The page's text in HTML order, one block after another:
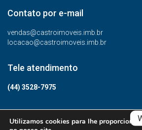
Contato por e-mail
vendas@castroimoveis.imb.br
locacao@castroimoveis.imb.br
Tele atendimento
(44) 3528-7975
© Todos os direitos
Utilizamos cookies para lhe proporcionar